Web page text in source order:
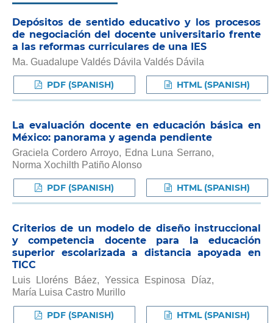
Depósitos de sentido educativo y los procesos
de negociación del docente universitario frente
a las reformas curriculares de una IES
Ma. Guadalupe Valdés Dávila Valdés Dávila
PDF (SPANISH) HTML (SPANISH)
La evaluación docente en educación básica en
México: panorama y agenda pendiente
Graciela Cordero Arroyo, Edna Luna Serrano,
Norma Xochilth Patiño Alonso
PDF (SPANISH) HTML (SPANISH)
Criterios de un modelo de diseño instruccional
y competencia docente para la educación
superior escolarizada a distancia apoyada en
TICC
Luis Lloréns Báez, Yessica Espinosa Díaz,
María Luisa Castro Murillo
PDF (SPANISH) HTML (SPANISH)